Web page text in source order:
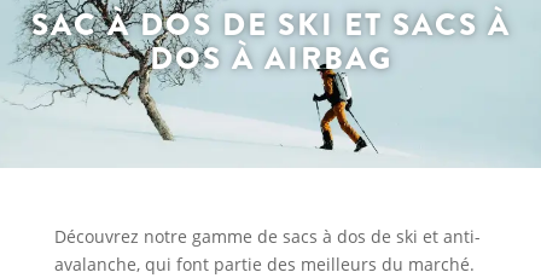
SAC À DOS DE SKI ET SACS À
DOS À AIRBAG
Découvrez notre gamme de sacs à dos de ski et anti-
avalanche, qui font partie des meilleurs du marché.